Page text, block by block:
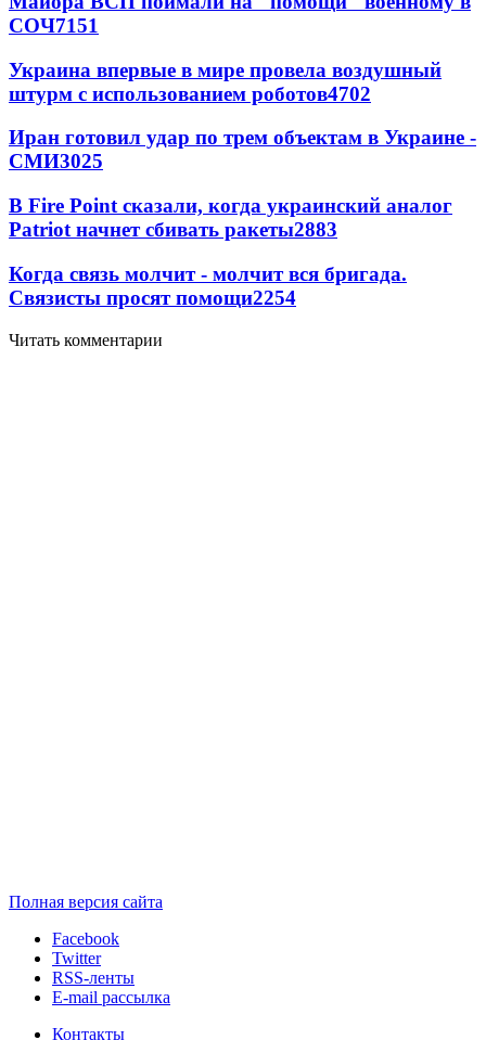
СОЧ7151
Украина впервые в мире провела воздушный
штурм с использованием роботов4702
Иран готовил удар по трем объектам в Украине -
СМИ3025
В Fire Point сказали, когда украинский аналог
Patriot начнет сбивать ракеты2883
Когда связь молчит - молчит вся бригада.
Связисты просят помощи2254
Читать комментарии
Полная версия сайта
Facebook
Twitter
RSS-ленты
E-mail рассылка
Контакты